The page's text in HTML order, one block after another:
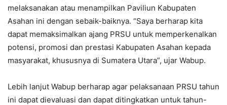
melaksanakan atau menampilkan Paviliun Kabupaten
Asahan ini dengan sebaik-baiknya. “Saya berharap kita
dapat memaksimalkan ajang PRSU untuk memperkenalkan
potensi, promosi dan prestasi Kabupaten Asahan kepada
masyarakat, khususnya di Sumatera Utara”, ujar Wabup.
Lebih lanjut Wabup berharap agar pelaksanaan PRSU tahun
ini dapat dievaluasi dan dapat ditingkatkan untuk tahun-